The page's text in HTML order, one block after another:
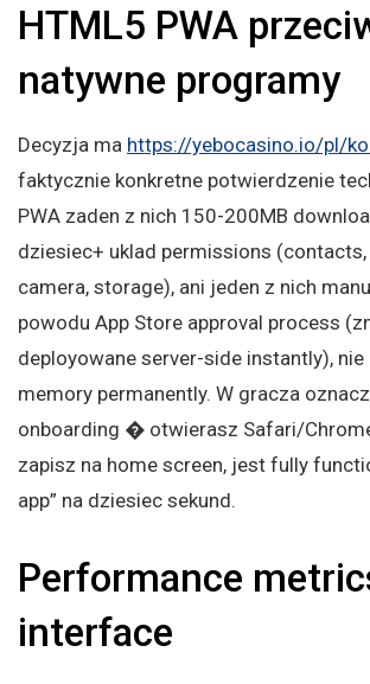
HTML5 PWA
natywne programy
Decyzja ma https://yebocasino.io/pl/
faktycznie konkretne potwierdzenie
PWA zaden z nich 150-200MB
dziesiec+ uklad permissions
camera, storage), ani jeden z nich
powodu App Store approval process
deployowane server-side instantly),
memory permanently. W gracza
onboarding � otwierasz Safari/
zapisz na home screen, jest fully
app” na dziesiec sekund.
Performance
interface